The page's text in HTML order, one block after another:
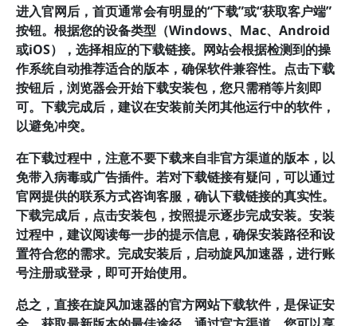
进入官网后，首页通常会有明显的“下载”或“获取客户端”
按钮。根据您的设备类型（Windows、Mac、Android
或iOS），选择相应的下载链接。网站会根据检测到的操
作系统自动推荐适合的版本，确保软件兼容性。点击下载
按钮后，浏览器会开始下载安装包，您只需稍等片刻即
可。下载完成后，建议在安装前关闭其他运行中的软件，
以避免冲突。
在下载过程中，注意不要下载来自非官方渠道的版本，以
免带入病毒或广告插件。若对下载链接有疑问，可以通过
官网提供的联系方式咨询客服，确认下载链接的真实性。
下载完成后，点击安装包，按照提示逐步完成安装。安装
过程中，建议阅读每一步的提示信息，确保安装路径和设
置符合您的需求。完成安装后，启动旋风加速器，进行账
号注册或登录，即可开始使用。
总之，直接在旋风加速器的官方网站下载软件，是保证安